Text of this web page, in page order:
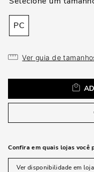
PC
Ver guia de
Confira em quais lojas
Ver disponibilidade em loja